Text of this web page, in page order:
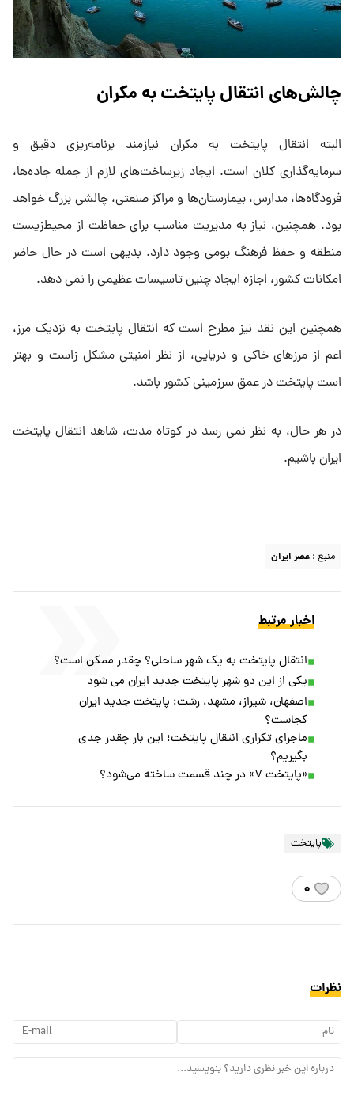
چالش‌های انتقال پایتخت به مکران
البته انتقال پایتخت به مکران نیازمند برنامه‌ریزی دقیق و
سرمایه‌گذاری کلان است. ایجاد زیرساخت‌های لازم از جمله جاده‌ها،
فرودگاه‌ها، مدارس، بیمارستان‌ها و مراکز صنعتی، چالشی بزرگ خواهد
بود. همچنین، نیاز به مدیریت مناسب برای حفاظت از محیط‌زیست
منطقه و حفظ فرهنگ بومی وجود دارد. بدیهی است در حال حاضر
امکانات کشور، اجازه ایجاد چنین تاسیسات عظیمی را نمی دهد.
همچنین این نقد نیز مطرح است که انتقال پایتخت به نزدیک مرز،
اعم از مرزهای خاکی و دریایی، از نظر امنیتی مشکل زاست و بهتر
است پایتخت در عمق سرزمینی کشور باشد.
در هر حال، به نظر نمی رسد در کوتاه مدت، شاهد انتقال پایتخت
ایران باشیم.
منبع : عصر ایران
اخبار مرتبط
انتقال پایتخت به یک شهر ساحلی؟ چقدر ممکن است؟
یکی از این دو شهر پایتخت جدید ایران می شود
اصفهان، شیراز، مشهد، رشت؛ پایتخت جدید ایران
کجاست؟
ماجرای تکراری انتقال پایتخت؛ این بار چقدر جدی
بگیریم؟
«پایتخت ۷» در چند قسمت ساخته می‌شود؟
پایتخت
۰
نظرات